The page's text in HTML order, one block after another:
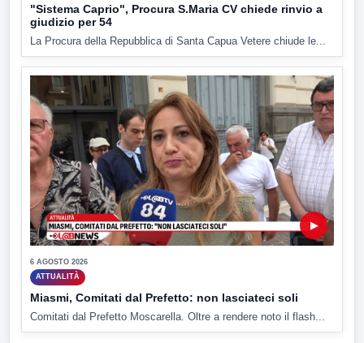
"Sistema Caprio", Procura S.Maria CV chiede rinvio a
giudizio per 54
La Procura della Repubblica di Santa Capua Vetere chiude le...
▶
6 AGOSTO 2026
ATTUALITÀ
Miasmi, Comitati dal Prefetto: non lasciateci soli
Comitati dal Prefetto Moscarella. Oltre a rendere noto il flash...